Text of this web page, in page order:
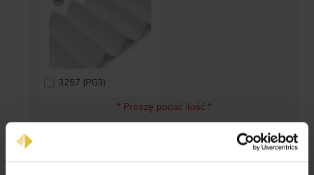
3257 (PG3)
* Proszę podać ilość *